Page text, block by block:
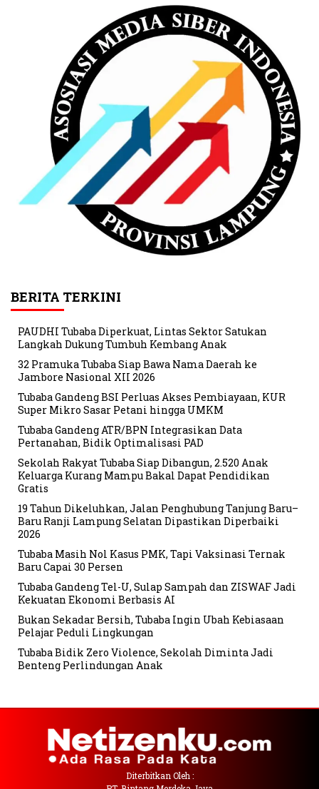
BERITA TERKINI
PAUDHI Tubaba Diperkuat, Lintas Sektor Satukan
Langkah Dukung Tumbuh Kembang Anak
32 Pramuka Tubaba Siap Bawa Nama Daerah ke
Jambore Nasional XII 2026
Tubaba Gandeng BSI Perluas Akses Pembiayaan, KUR
Super Mikro Sasar Petani hingga UMKM
Tubaba Gandeng ATR/BPN Integrasikan Data
Pertanahan, Bidik Optimalisasi PAD
Sekolah Rakyat Tubaba Siap Dibangun, 2.520 Anak
Keluarga Kurang Mampu Bakal Dapat Pendidikan
Gratis
19 Tahun Dikeluhkan, Jalan Penghubung Tanjung Baru–
Baru Ranji Lampung Selatan Dipastikan Diperbaiki
2026
Tubaba Masih Nol Kasus PMK, Tapi Vaksinasi Ternak
Baru Capai 30 Persen
Tubaba Gandeng Tel-U, Sulap Sampah dan ZISWAF Jadi
Kekuatan Ekonomi Berbasis AI
Bukan Sekadar Bersih, Tubaba Ingin Ubah Kebiasaan
Pelajar Peduli Lingkungan
Tubaba Bidik Zero Violence, Sekolah Diminta Jadi
Benteng Perlindungan Anak
Diterbitkan Oleh :